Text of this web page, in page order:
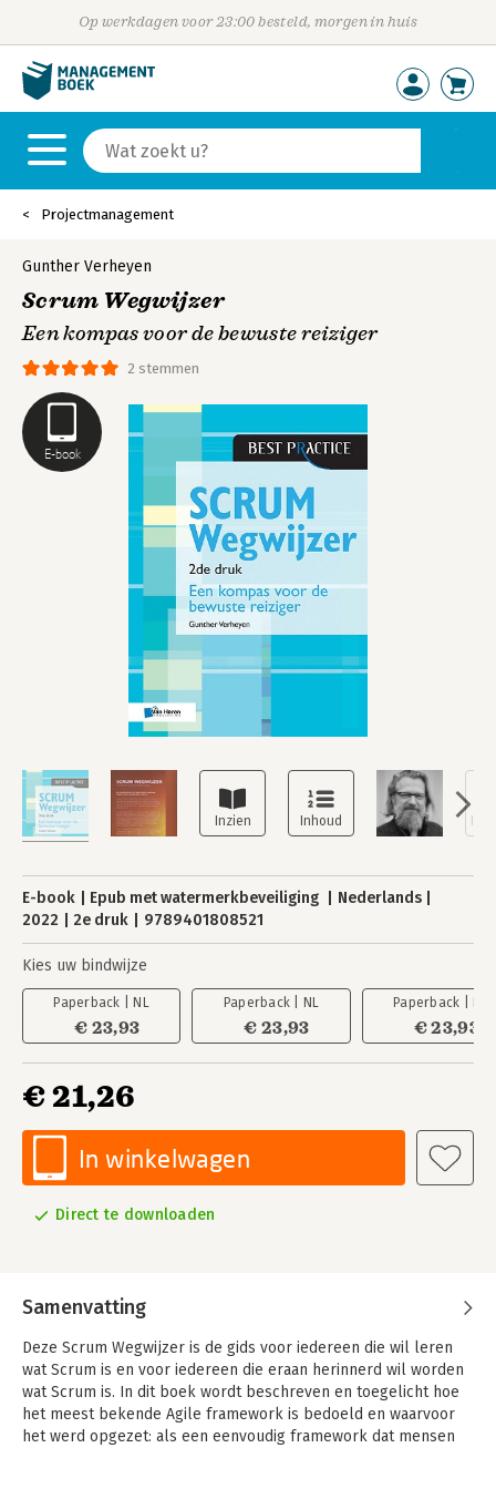
Op werkdagen voor 23:00 besteld, morgen in huis
Projectmanagement
E-book
2 stemmen
Gunther Verheyen
Scrum Wegwijzer
Een kompas voor de bewuste reiziger
E-book Epub met watermerkbeveiliging
Nederlands
2022
2e druk 9789401808521
Kies uw bindwijze
Paperback | NL
€ 23,93
Paperback | NL
€ 23,93
Paperback | NL
€ 23,93
€ 21,26
In winkelwagen
Direct te downloaden
Samenvatting
Deze Scrum Wegwijzer is de gids voor iedereen die wil leren
wat Scrum is en voor iedereen die eraan herinnerd wil worden
wat Scrum is. In dit boek wordt beschreven en toegelicht hoe
het meest bekende Agile framework is bedoeld en waarvoor
het werd opgezet: als een eenvoudig framework dat mensen